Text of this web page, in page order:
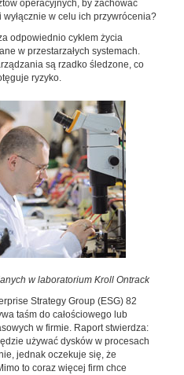
operacyjnych, by zachować
w celu ich przywrócenia?
odpowiednio cyklem życia
w przestarzałych systemach.
są rzadko śledzone, co
ryzyko.
w laboratorium Kroll Ontrack
Strategy Group (ESG) 82
taśm do całościowego lub
w firmie. Raport stwierdza:
używać dysków w procesach
jednak oczekuje się, że
to coraz więcej firm chce